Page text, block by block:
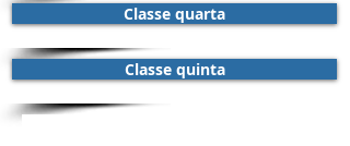
Classe quarta
Classe quinta